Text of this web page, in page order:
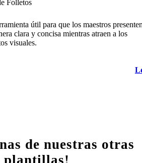
Folletos
útil para que los maestros
clara y concisa mientras atraen a los
visuales.
de nuestras otras